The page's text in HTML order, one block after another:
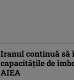
Iranul continuă să
capacităţile de
AIEA